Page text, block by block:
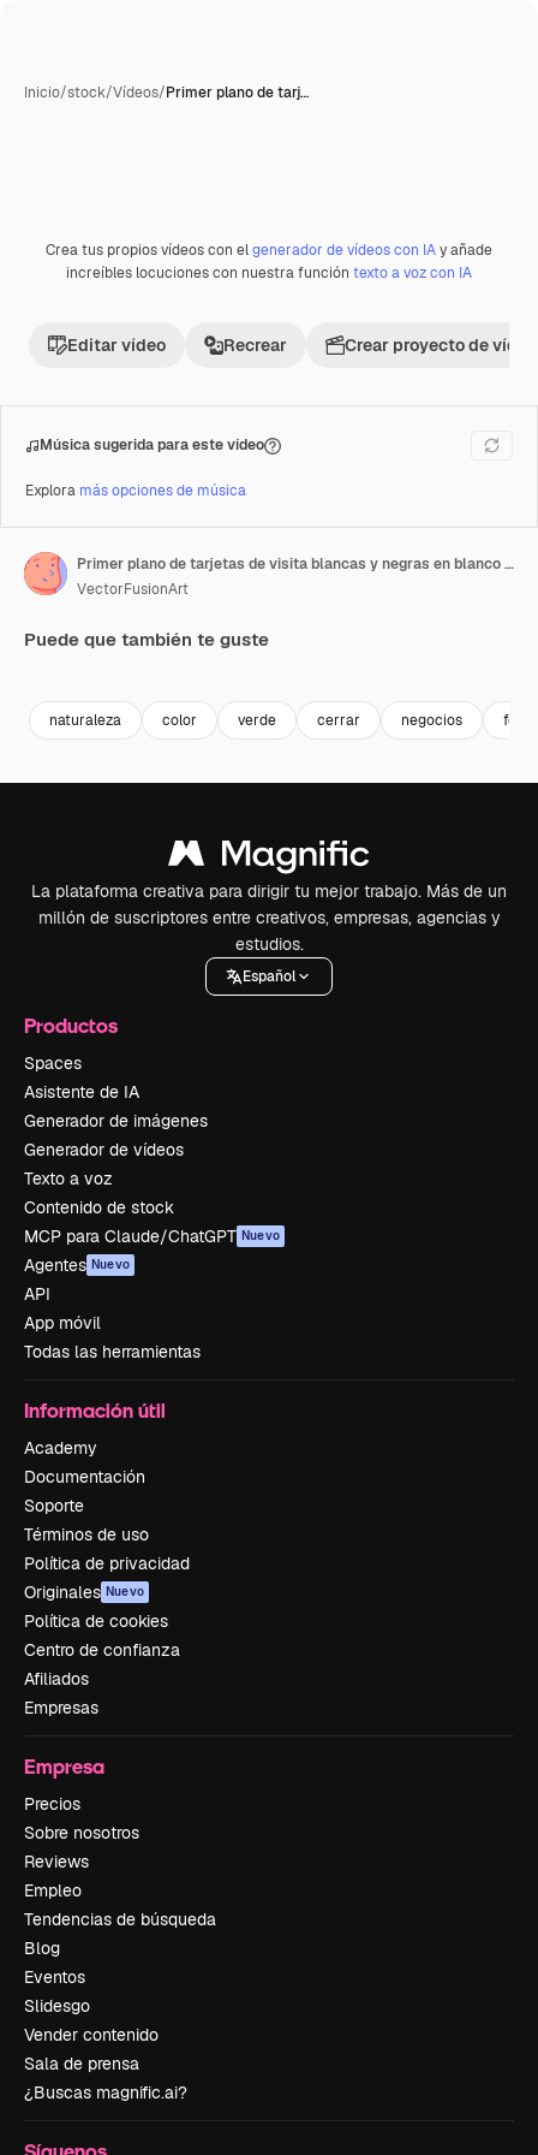
Inicio/stock/Vídeos/Primer plano de tarj…
PremiumGenerada con IA
Crea tus propios vídeos con elgenerador de vídeos con IAy añade
increíbles locuciones con nuestra función texto a voz con IA
Editar vídeo Recrear Crear proyecto de vídeo
Música sugerida para este vídeo
Explora más opciones de música
Primer plano de tarjetas de visita blancas y negras en blanco sobre un fondo gris, espacio en blanco, en cámara lenta.
VectorFusionArt
Puede que también te guste
naturaleza color verde cerrar negocios
La plataforma creativa para dirigir tu mejor trabajo. Más de un
millón de suscriptores entre creativos, empresas, agencias y
estudios.
Español
Productos
Spaces
Asistente de IA
Generador de imágenes
Generador de vídeos
Texto a voz
Contenido de stock
MCP para Claude/ChatGPT Nuevo
Agentes Nuevo
API
App móvil
Todas las herramientas
Información útil
Academy
Documentación
Soporte
Términos de uso
Política de privacidad
Originales Nuevo
Política de cookies
Centro de confianza
Afiliados
Empresas
Empresa
Precios
Sobre nosotros
Reviews
Empleo
Tendencias de búsqueda
Blog
Eventos
Slidesgo
Vender contenido
Sala de prensa
¿Buscas magnific.ai?